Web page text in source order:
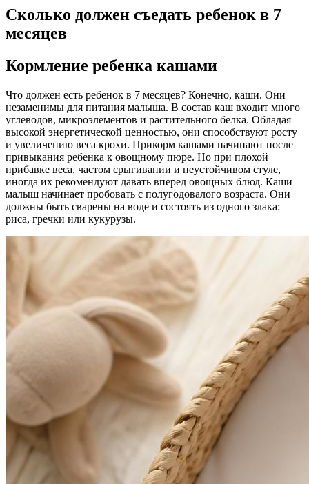
Сколько должен съедать ребенок в 7
месяцев
Кормление ребенка кашами
Что должен есть ребенок в 7 месяцев? Конечно, каши. Они
незаменимы для питания малыша. В состав каш входит много
углеводов, микроэлементов и растительного белка. Обладая
высокой энергетической ценностью, они способствуют росту
и увеличению веса крохи. Прикорм кашами начинают после
привыкания ребенка к овощному пюре. Но при плохой
прибавке веса, частом срыгивании и неустойчивом стуле,
иногда их рекомендуют давать вперед овощных блюд. Каши
малыш начинает пробовать с полугодовалого возраста. Они
должны быть сварены на воде и состоять из одного злака:
риса, гречки или кукурузы.